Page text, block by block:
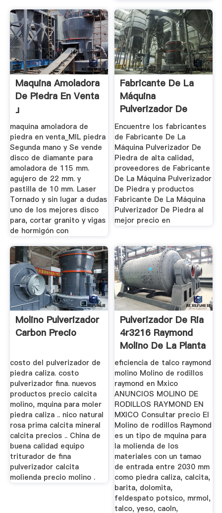
Maquina Amoladora
De Piedra En Venta
」
maquina amoladora de
piedra en venta_MIL piedra
Segunda mano y Se vende
disco de diamante para
amoladora de 115 mm.
agujero de 22 mm. y
pastilla de 10 mm. Laser
Tornado y sin lugar a dudas
uno de los mejores disco
para, cortar granito y vigas
de hormigón con
Fabricante De La
Máquina
Pulverizador De
Piedra Alibaba
Encuentre los fabricantes
de Fabricante De La
Máquina Pulverizador De
Piedra de alta calidad,
proveedores de Fabricante
De La Máquina Pulverizador
De Piedra y productos
Fabricante De La Máquina
Pulverizador De Piedra al
mejor precio en
Molino Pulverizador
Carbon Precio
costo del pulverizador de
piedra caliza. costo
pulverizador fina. nuevos
productos precio calcita
molino, mquina para moler
piedra caliza .. nico natural
rosa prima calcita mineral
calcita precios .. China de
buena calidad equipo
triturador de fina
pulverizador calcita
molienda precio molino .
Pulverizador De Ria
4r3216 Raymond
Molino De La Planta
...
eficiencia de talco raymond
molino Molino de rodillos
raymond en Mxico
ANUNCIOS MOLINO DE
RODILLOS RAYMOND EN
MXICO Consultar precio El
Molino de rodillos Raymond
es un tipo de mquina para
la molienda de los
materiales con un tamao
de entrada entre 2030 mm
como piedra caliza, calcita,
barita, dolomita,
feldespato potsico, mrmol,
talco, yeso, caoln,